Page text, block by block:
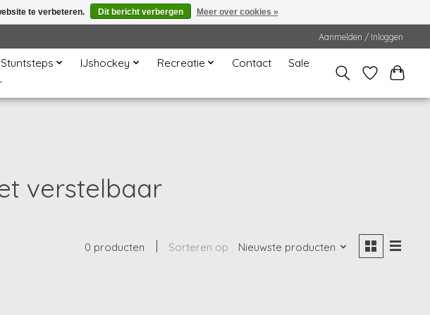
Aanmelden / Inloggen
IJshockey Recreatie Contact
Sale
verstelbaar
0 producten Sorteren op Nieuwste producten
te verbeteren. Dit bericht verbergen Meer over cookies »